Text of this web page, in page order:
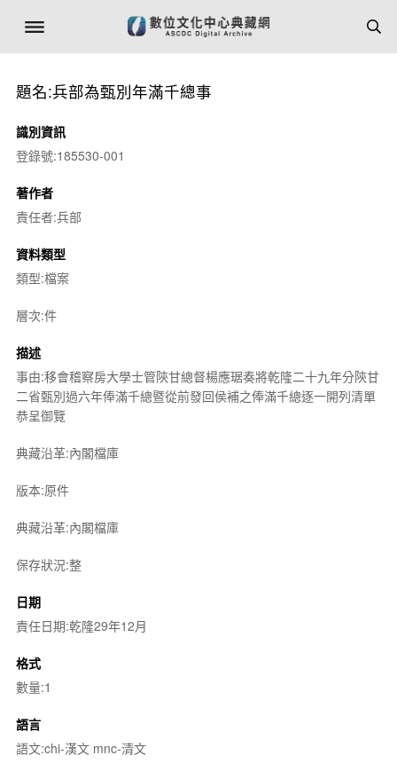
題名:兵部為甄別年滿千總事
識別資訊
登錄號:185530-001
著作者
責任者:兵部
資料類型
類型:檔案
層次:件
描述
事由:移會稽察房大學士管陝甘總督楊應琚奏將乾隆二十九年分陝甘
二省甄別過六年俸滿千總暨從前發回侯補之俸滿千總逐一開列清單
恭呈御覽
典藏沿革:內閣檔庫
版本:原件
典藏沿革:內閣檔庫
保存狀況:整
日期
責任日期:乾隆29年12月
格式
數量:1
語言
語文:chi-漢文 mnc-清文